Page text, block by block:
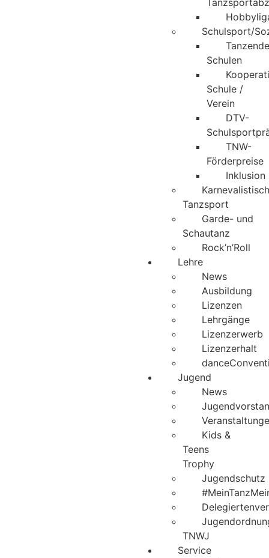
Schulsport/
Tanzende
Schulen
Schule /
Verein
DTV-
TNW-
Förderpreise
Inklusion
Tanzsport
Garde- und
Schautanz
Rock’n’Roll
Lehre
News
Ausbildung
Lizenzen
Lehrgänge
Lizenzerwerb
Lizenzerhalt
Jugend
News
Kids &
Teens
Trophy
Jugendschutz
TNWJ
Service